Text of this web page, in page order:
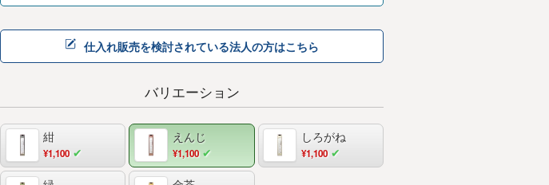
仕入れ販売を検討されている法人の方はこちら
バリエーション
紺
¥1,100
えんじ
¥1,100
しろがね
¥1,100